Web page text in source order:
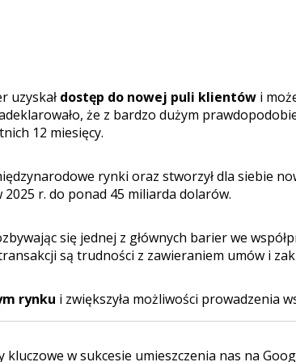
uzyskał dostęp do nowej puli klientów i
że z bardzo dużym
12 miesięcy.
rynki oraz stworzył dla siebie
r. do ponad 45 miliarda dolarów.
się jednej z głównych barier we
są trudności z zawieraniem umów i
rynku i zwiększyła możliwości prowadzenia
w sukcesie umieszczenia nas na